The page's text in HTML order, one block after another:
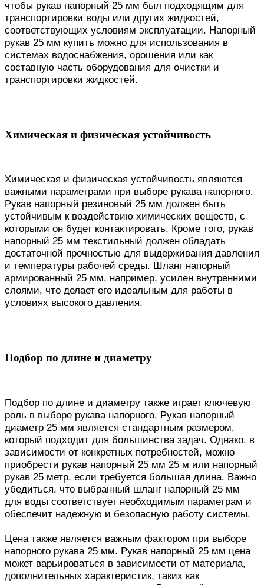
чтобы рукав напорный 25 мм был подходящим для
транспортировки воды или других жидкостей,
соответствующих условиям эксплуатации. Напорный
рукав 25 мм купить можно для использования в
системах водоснабжения, орошения или как
составную часть оборудования для очистки и
транспортировки жидкостей.
Химическая и физическая устойчивость
Химическая и физическая устойчивость являются
важными параметрами при выборе рукава напорного.
Рукав напорный резиновый 25 мм должен быть
устойчивым к воздействию химических веществ, с
которыми он будет контактировать. Кроме того, рукав
напорный 25 мм текстильный должен обладать
достаточной прочностью для выдерживания давления
и температуры рабочей среды. Шланг напорный
армированный 25 мм, например, усилен внутренними
слоями, что делает его идеальным для работы в
условиях высокого давления.
Подбор по длине и диаметру
Подбор по длине и диаметру также играет ключевую
роль в выборе рукава напорного. Рукав напорный
диаметр 25 мм является стандартным размером,
который подходит для большинства задач. Однако, в
зависимости от конкретных потребностей, можно
приобрести рукав напорный 25 мм 25 м или напорный
рукав 25 метр, если требуется большая длина. Важно
убедиться, что выбранный шланг напорный 25 мм
для воды соответствует необходимым параметрам и
обеспечит надежную и безопасную работу системы.
Цена также является важным фактором при выборе
напорного рукава 25 мм. Рукав напорный 25 мм цена
может варьироваться в зависимости от материала,
дополнительных характеристик, таких как